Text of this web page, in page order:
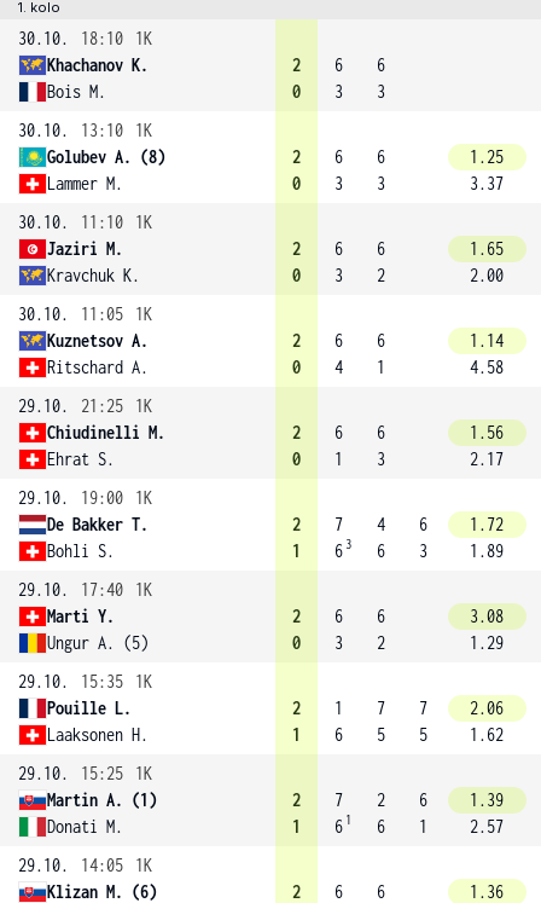
1. kolo
30.10. 18:10
1K
Khachanov K.
Bois M.
2
0
6
3
6
3
30.10.
13:10
1K
Golubev A. (8)
Lammer M.
2
0
6
3
6
3
1.25
3.37
30.10.
11:10
1K
Jaziri M.
Kravchuk K.
2
0
6
3
6
2
1.65
2.00
30.10.
11:05
1K
Kuznetsov A.
Ritschard A.
2
0
6
4
6
1
1.14
4.58
29.10.
21:25
1K
Chiudinelli M.
Ehrat S.
2
0
6
1
6
3
1.56
2.17
29.10.
19:00
1K
De Bakker T.
Bohli S.
2
1
7
6 3
4
6
6
3
1.72
1.89
29.10.
17:40
1K
Marti Y.
Ungur A. (5)
2
0
6
3
6
2
3.08
1.29
29.10.
15:35
1K
Pouille L.
Laaksonen H.
2
1
1
6
7
5
7
5
2.06
1.62
29.10.
15:25
1K
Martin A. (1)
Donati M.
2
1
7
6 1
2
6
6
1
1.39
2.57
29.10.
14:05
1K
Klizan M. (6)
2
6
6
1.36